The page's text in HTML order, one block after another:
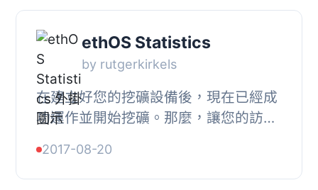
ethOS Statistics
by rutgerkirkels
在建立好您的挖礦設備後，現在已經成
功運作並開始挖礦。那麼，讓您的訪客
呢？, 這個外掛程式可以讓您在您的網
站上顯示各種...
2017-08-20